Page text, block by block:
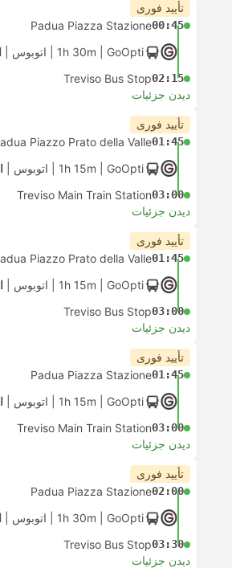
تأیید فوری
00:45
Padua Piazza Stazione
1h 30m | GoOpti اتوبوس
02:15
Treviso Bus Stop
دیدن جزئیات
تأیید فوری
01:45
Piazzo Prato della Valle
1h 15m | GoOpti اتوبوس
03:00
Treviso Main Train Station
دیدن جزئیات
تأیید فوری
01:45
Piazzo Prato della Valle
1h 15m | GoOpti اتوبوس
03:00
Treviso Bus Stop
دیدن جزئیات
تأیید فوری
01:45
Padua Piazza Stazione
1h 15m | GoOpti اتوبوس
03:00
Treviso Main Train Station
دیدن جزئیات
تأیید فوری
02:00
Padua Piazza Stazione
1h 30m | GoOpti اتوبوس
03:30
Treviso Bus Stop
دیدن جزئیات